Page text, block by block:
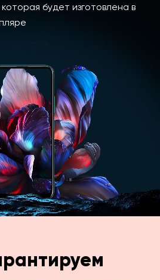
будет изготовлена в